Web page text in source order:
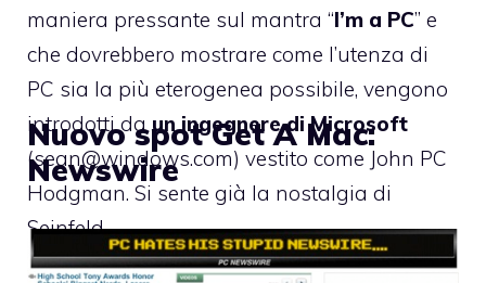
maniera pressante sul mantra “I’m a PC” e
che dovrebbero mostrare come l’utenza di
PC sia la più eterogenea possibile, vengono
introdotti daun ingegnere di Microsoft
(sean@windows.com) vestito come John PC
Hodgman. Si sente già la nostalgia di
Seinfeld.
Nuovo spot Get A Mac:
Newswire